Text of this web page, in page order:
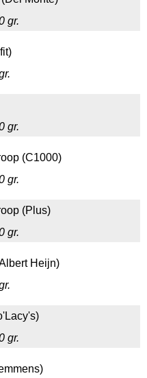
gr.
gr.
(C1000)
gr.
(Plus)
gr.
Heijn)
gr.